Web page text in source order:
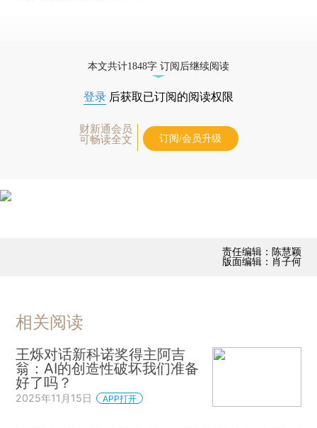
本文共计1848字 订阅后继续阅读
登录 后获取已订阅的阅读权限
财新通会员
可畅读全文
订阅/会员升级
责任编辑：陈慧颖
版面编辑：肖子何
相关阅读
王烁对话新科诺奖得主阿吉
翁：AI的创造性破坏我们准备
好了吗？
2025年11月15日 APP打开